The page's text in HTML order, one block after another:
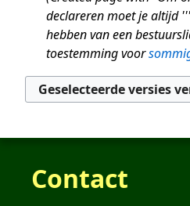
k
i
n
g
s
e
n
n
b
e
e
r
g
declareren moet je altijd
hebben van een
toestemming voor
Contact